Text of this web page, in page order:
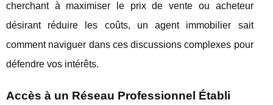
cherchant à maximiser le prix de vente ou acheteur
désirant réduire les coûts, un agent immobilier sait
comment naviguer dans ces discussions complexes pour
défendre vos intérêts.
Accès à un Réseau Professionnel Établi